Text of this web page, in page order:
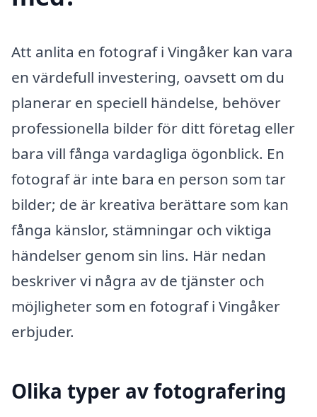
Att anlita en fotograf i Vingåker kan vara
en värdefull investering, oavsett om du
planerar en speciell händelse, behöver
professionella bilder för ditt företag eller
bara vill fånga vardagliga ögonblick. En
fotograf är inte bara en person som tar
bilder; de är kreativa berättare som kan
fånga känslor, stämningar och viktiga
händelser genom sin lins. Här nedan
beskriver vi några av de tjänster och
möjligheter som en fotograf i Vingåker
erbjuder.
Olika typer av fotografering